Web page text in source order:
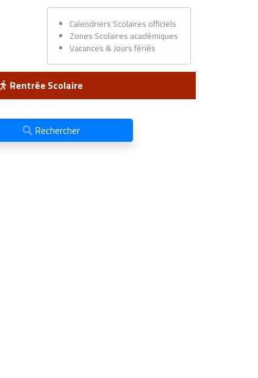
Calendriers Scolaires officiels
Zones Scolaires académiques
Vacances & Jours fériés
Rentrée Scolaire
Rechercher